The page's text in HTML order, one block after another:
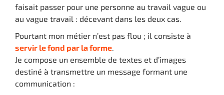
faisait passer pour une personne au travail vague ou
au vague travail : décevant dans les deux cas.
Pourtant mon métier n’est pas flou ; il consiste à
servir le fond par la forme.
Je compose un ensemble de textes et d’images
destiné à transmettre un message formant une
communication :